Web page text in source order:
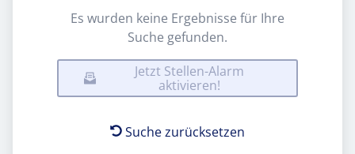
Es wurden keine Ergebnisse für Ihre
Suche gefunden.
Jetzt Stellen-Alarm
aktivieren!
Suche zurücksetzen